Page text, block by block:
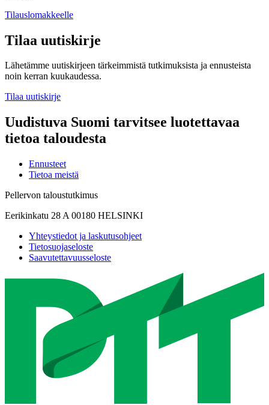
Tilauslomakkeelle
Tilaa uutiskirje
Lähetämme uutiskirjeen tärkeimmistä tutkimuksista ja ennusteista
noin kerran kuukaudessa.
Tilaa uutiskirje
Uudistuva Suomi tarvitsee luotettavaa
tietoa taloudesta
Ennusteet
Tietoa meistä
Pellervon taloustutkimus
Eerikinkatu 28 A 00180 HELSINKI
Yhteystiedot ja laskutusohjeet
Tietosuojaseloste
Saavutettavuusseloste